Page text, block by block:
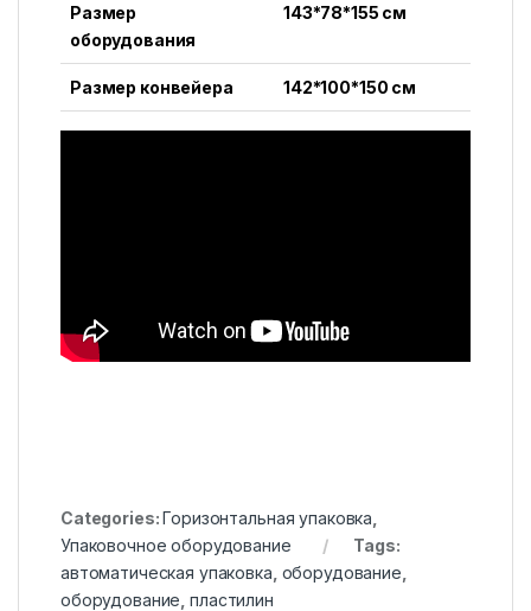
Размер
оборудования
143*78*155 см
Размер конвейера 142*100*150 см
Categories:Горизонтальная упаковка
Упаковочное оборудование
Tags:
автоматическая упаковка оборудование
оборудование ,пластилин